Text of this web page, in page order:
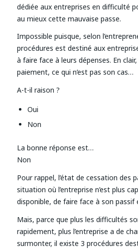
dédiée aux entreprises en difficulté
au mieux cette mauvaise passe.
Impossible puisque, selon
procédures est destiné aux
à faire face à leurs dépenses. En
paiement, ce qui n’est pas son cas…
A-t-il raison ?
Oui
Non
La bonne réponse est…
Non
Pour rappel, l’état de cessation des
situation où l’entreprise n’est plus
disponible, de faire face à son passif
Mais, parce que plus les difficultés
rapidement, plus l’entreprise a de
surmonter, il existe 3 procédures